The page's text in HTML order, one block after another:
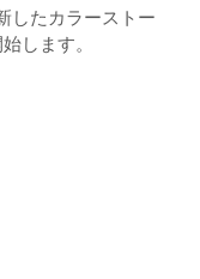
したカラーストー
します。